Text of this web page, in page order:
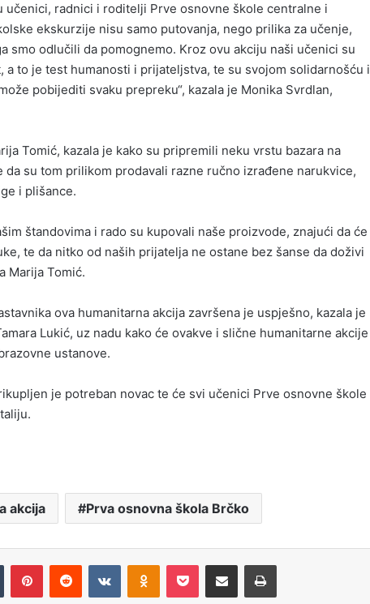
učenici, radnici i roditelji Prve osnovne škole centralne i
ekskurzije nisu samo putovanja, nego prilika za učenje,
smo odlučili da pomognemo. Kroz ovu akciju naši učenici su
a to je test humanosti i prijateljstva, te su svojom solidarnošću i
pobijediti svaku prepreku“, kazala je Monika Svrdlan,
Tomić, kazala je kako su pripremili neku vrstu bazara na
su tom prilikom prodavali razne ručno izrađene narukvice,
i plišance.
štandovima i rado su kupovali naše proizvode, znajući da će
te da nitko od naših prijatelja ne ostane bez šanse da doživi
Marija Tomić.
ova humanitarna akcija završena je uspješno, kazala je
Lukić, uz nadu kako će ovakve i slične humanitarne akcije
ustanove.
je potreban novac te će svi učenici Prve osnovne škole
akcija Prva osnovna škola Brčko